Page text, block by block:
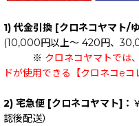
1) 代金引換 [クロネコヤマト/
(10,000円以上～ 420円、
※ クロネコヤマトでは
ドが使用できる【クロネコeコ
2) 宅急便 [クロネコヤマト]：
認後配送）